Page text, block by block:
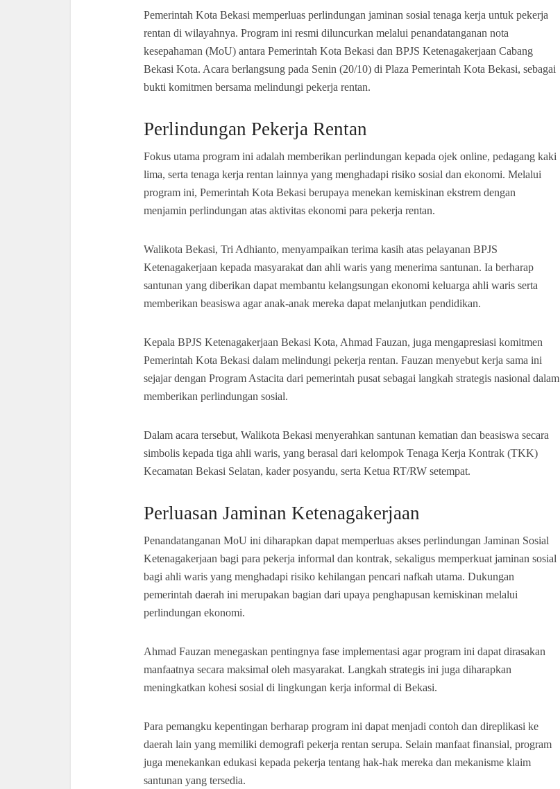
Pemerintah Kota Bekasi memperluas perlindungan jaminan sosial tenaga kerja untuk pekerja
rentan di wilayahnya. Program ini resmi diluncurkan melalui penandatanganan nota
kesepahaman (MoU) antara Pemerintah Kota Bekasi dan BPJS Ketenagakerjaan Cabang
Bekasi Kota. Acara berlangsung pada Senin (20/10) di Plaza Pemerintah Kota Bekasi, sebagai
bukti komitmen bersama melindungi pekerja rentan.
Perlindungan Pekerja Rentan
Fokus utama program ini adalah memberikan perlindungan kepada ojek online, pedagang kaki
lima, serta tenaga kerja rentan lainnya yang menghadapi risiko sosial dan ekonomi. Melalui
program ini, Pemerintah Kota Bekasi berupaya menekan kemiskinan ekstrem dengan
menjamin perlindungan atas aktivitas ekonomi para pekerja rentan.
Walikota Bekasi, Tri Adhianto, menyampaikan terima kasih atas pelayanan BPJS
Ketenagakerjaan kepada masyarakat dan ahli waris yang menerima santunan. Ia berharap
santunan yang diberikan dapat membantu kelangsungan ekonomi keluarga ahli waris serta
memberikan beasiswa agar anak-anak mereka dapat melanjutkan pendidikan.
Kepala BPJS Ketenagakerjaan Bekasi Kota, Ahmad Fauzan, juga mengapresiasi komitmen
Pemerintah Kota Bekasi dalam melindungi pekerja rentan. Fauzan menyebut kerja sama ini
sejajar dengan Program Astacita dari pemerintah pusat sebagai langkah strategis nasional dalam
memberikan perlindungan sosial.
Dalam acara tersebut, Walikota Bekasi menyerahkan santunan kematian dan beasiswa secara
simbolis kepada tiga ahli waris, yang berasal dari kelompok Tenaga Kerja Kontrak (TKK)
Kecamatan Bekasi Selatan, kader posyandu, serta Ketua RT/RW setempat.
Perluasan Jaminan Ketenagakerjaan
Penandatanganan MoU ini diharapkan dapat memperluas akses perlindungan Jaminan Sosial
Ketenagakerjaan bagi para pekerja informal dan kontrak, sekaligus memperkuat jaminan sosial
bagi ahli waris yang menghadapi risiko kehilangan pencari nafkah utama. Dukungan
pemerintah daerah ini merupakan bagian dari upaya penghapusan kemiskinan melalui
perlindungan ekonomi.
Ahmad Fauzan menegaskan pentingnya fase implementasi agar program ini dapat dirasakan
manfaatnya secara maksimal oleh masyarakat. Langkah strategis ini juga diharapkan
meningkatkan kohesi sosial di lingkungan kerja informal di Bekasi.
Para pemangku kepentingan berharap program ini dapat menjadi contoh dan direplikasi ke
daerah lain yang memiliki demografi pekerja rentan serupa. Selain manfaat finansial, program
juga menekankan edukasi kepada pekerja tentang hak-hak mereka dan mekanisme klaim
santunan yang tersedia.